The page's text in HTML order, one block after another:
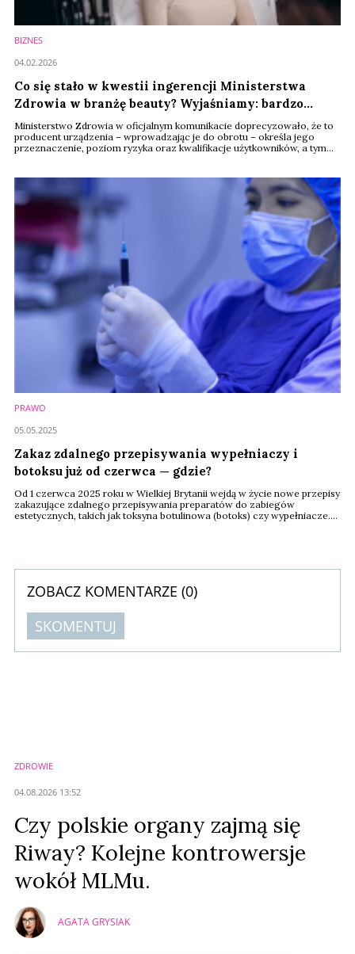
BIZNES
Co się stało w kwestii ingerencji Ministerstwa
Zdrowia w branżę beauty? Wyjaśniamy: bardzo
niewiele.
Ministerstwo Zdrowia w oficjalnym komunikacie doprecyzowało, że to
producent urządzenia – wprowadzając je do obrotu – określa jego
przeznaczenie, poziom ryzyka oraz kwalifikacje użytkowników, a tym
estetyczno-naprawczej i porządkuje kwestie prawne związane z
użyciem sprzętu medycznego i kosmetologicznego w ...
04.02.2026
PRAWO
Zakaz zdalnego przepisywania wypełniaczy i
botoksu już od czerwca — gdzie?
Od 1 czerwca 2025 roku w Wielkiej Brytanii wejdą w życie nowe przepisy
zakazujące zdalnego przepisywania preparatów do zabiegów
estetycznych, takich jak toksyna botulinowa (botoks) czy wypełniacze.
05.05.2025
ZOBACZ KOMENTARZE (0)
SKOMENTUJ
ZDROWIE
04.08.2026 13:52
Czy polskie organy zajmą się
Riway? Kolejne kontrowersje
wokół MLMu.
AGATA GRYSIAK